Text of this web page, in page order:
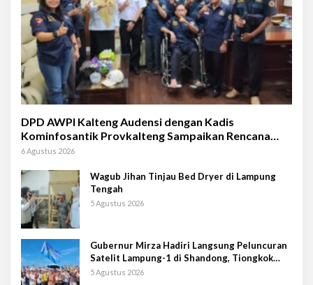
DPD AWPI Kalteng Audensi dengan Kadis
Kominfosantik Provkalteng Sampaikan Rencana
Kongnas II AWPI se-Indonesia
6 Agustus 2026
Wagub Jihan Tinjau Bed Dryer di Lampung
Tengah
5 Agustus 2026
Gubernur Mirza Hadiri Langsung Peluncuran
Satelit Lampung-1 di Shandong, Tiongkok
Timur
5 Agustus 2026